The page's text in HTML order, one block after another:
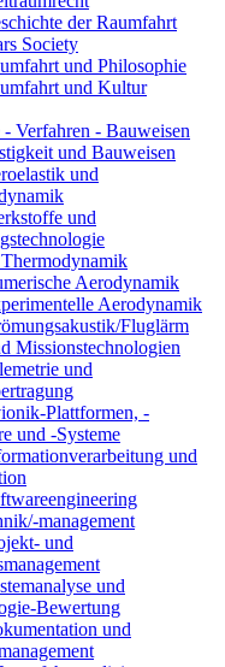
der Raumfahrt
Society
und Philosophie
und Kultur
Verfahren - Bauweisen
und Bauweisen
und
und
Aerodynamik
Aerodynamik
Fluglärm
Missionstechnologien
und
Plattformen, -
und -Systeme
und
management
und
und
Bewertung
und